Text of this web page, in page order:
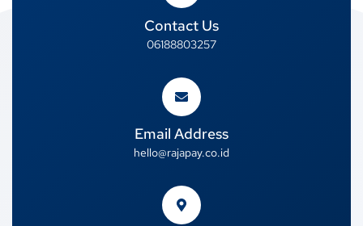
Contact Us
06188803257
Email Address
hello@rajapay.co.id